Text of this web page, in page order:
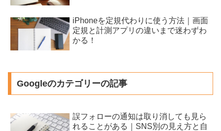
iPhoneを定規代わりに使う方法｜画面
定規と計測アプリの違いまで迷わずわ
かる！
Googleのカテゴリーの記事
誤フォローの通知は取り消しても見ら
れることがある｜SNS別の見え方と自